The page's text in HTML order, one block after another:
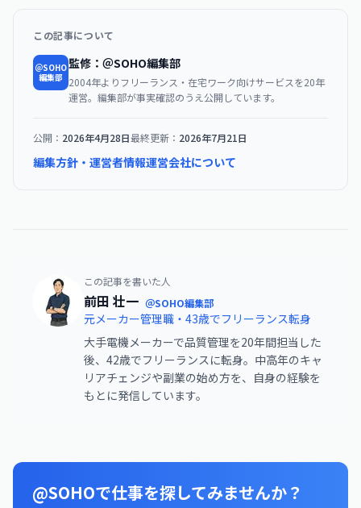
この記事について
＠SOHO
編集部
監修：＠SOHO編集部
2004年よりフリーランス・在宅ワーク向けサービスを20年
運営。編集部が事実確認のうえ公開しています。
公開： 2026年4月28日最終更新： 2026年7月21日
編集方針・運営者情報運営会社について
この記事を書いた人
前田 壮一 ＠SOHO編集部
元メーカー管理職・43歳でフリーランス転身
大手電機メーカーで品質管理を20年間担当した
後、42歳でフリーランスに転身。中高年のキャ
リアチェンジや副業の始め方を、自身の経験を
もとに発信しています。
@SOHOで仕事を探してみませんか？